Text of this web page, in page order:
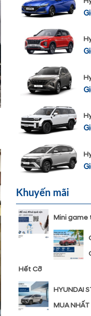
Khuyến mãi
Mini game
Hết Cỡ
HYUNDAI
MUA NHẤT